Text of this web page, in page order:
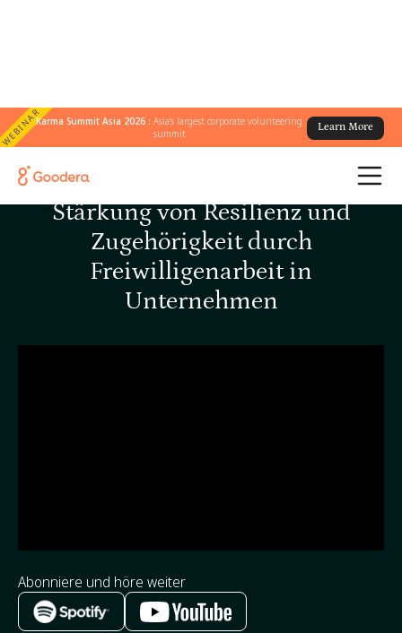
WEBINARKarma Summit Asia 2026 :Asia's largest corporate volunteering
summit
Learn More
Die Macht kollektiver Wirkung:
Stärkung von Resilienz und
Zugehörigkeit durch
Freiwilligenarbeit in
Unternehmen
Abonniere und höre weiter